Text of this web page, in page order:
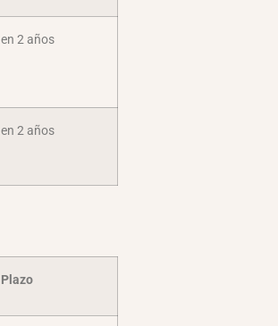
en 2 años
en 2 años
Plazo